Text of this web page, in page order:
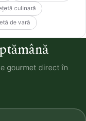
culinară
de vară
gourmet direct în